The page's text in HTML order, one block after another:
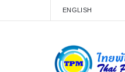
ENGLISH